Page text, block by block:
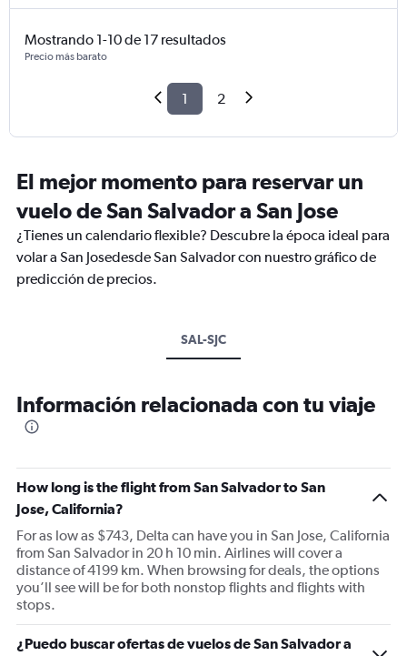
Mostrando 1-10 de 17 resultados
Precio más barato
1 2
El mejor momento para reservar un
vuelo de San Salvador a San Jose
¿Tienes un calendario flexible? Descubre la época ideal para
volar a San Josedesde San Salvador con nuestro gráfico de
predicción de precios.
SAL-SJC
Información relacionada con tu viaje
How long is the flight from San Salvador to San
Jose, California?
For as low as $743, Delta can have you in San Jose, California
from San Salvador in 20 h 10 min. Airlines will cover a
distance of 4199 km. When browsing for deals, the options
you’ll see will be for both nonstop flights and flights with
stops.
¿Puedo buscar ofertas de vuelos de San Salvador a